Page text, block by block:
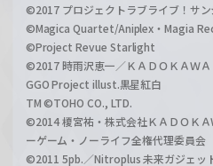
©2017 プロジェクトラブライブ！サン
©Magica Quartet/Aniplex・Magia
©Project Revue Starlight
©2017 時雨沢恵一／ＫＡＤＯＫＡＷ
GGO Project illust.黒星紅白
TM ©TOHO CO., LTD.
©2014 榎宮祐・株式会社ＫＡＤＯＫ
ーゲーム・ノーライフ全権代理委員会
©2011 5pb.／Nitroplus 未来ガジェッ